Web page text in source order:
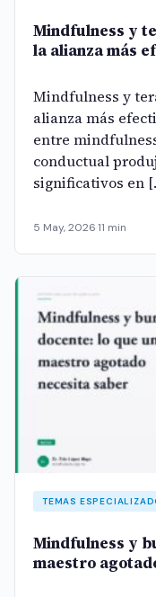
Mindfulness y
la alianza más
Mindfulness y
alianza más
entre
conductual
significativos en
5 May, 202611 min
TEMAS
Mindfulness y
maestro